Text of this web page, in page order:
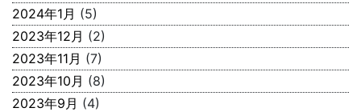
2024年1月 (5)
2023年12月 (2)
2023年11月 (7)
2023年10月 (8)
2023年9月 (4)